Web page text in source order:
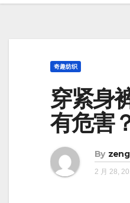
奇趣纺织
穿紧身
有危害
By zeng
2 月 28,